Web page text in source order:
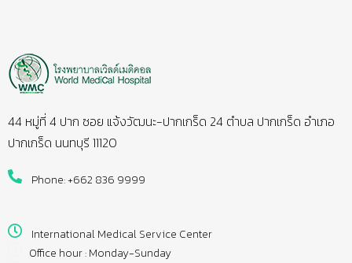
44 หมู่ที่ 4 ปาก ซอย แจ้งวัฒนะ-ปากเกร็ด 24 ตำบล ปากเกร็ด อำเภอ
ปากเกร็ด นนทบุรี 11120
Phone: +662 836 9999
International Medical Service Center
Office hour : Monday-Sunday